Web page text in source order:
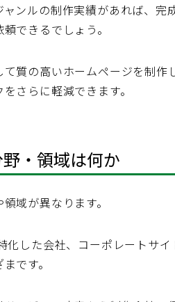
ンルの制作実績があれば、完
できるでしょう。
質の高いホームページを制作
さらに軽減できます。
・領域は何か
域が異なります。
化した会社、コーポレートサ
です。